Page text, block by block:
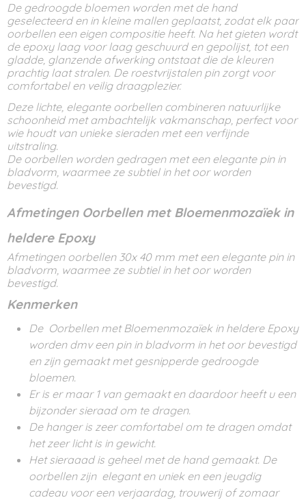
De gedroogde bloemen worden met de hand
geselecteerd en in kleine mallen geplaatst, zodat elk paar
oorbellen een eigen compositie heeft. Na het gieten wordt
de epoxy laag voor laag geschuurd en gepolijst, tot een
gladde, glanzende afwerking ontstaat die de kleuren
prachtig laat stralen. De roestvrijstalen pin zorgt voor
comfortabel en veilig draagplezier.
Deze lichte, elegante oorbellen combineren natuurlijke
schoonheid met ambachtelijk vakmanschap, perfect voor
wie houdt van unieke sieraden met een verfijnde
uitstraling.
De oorbellen worden gedragen met een elegante pin in
bladvorm, waarmee ze subtiel in het oor worden
bevestigd.
Afmetingen Oorbellen met Bloemenmozaïek in
heldere Epoxy
Afmetingen oorbellen 30x 40 mm met een elegante pin in
bladvorm, waarmee ze subtiel in het oor worden
bevestigd.
Kenmerken
De Oorbellen met Bloemenmozaïek in heldere Epoxy
worden dmv een pin in bladvorm in het oor bevestigd
en zijn gemaakt met gesnipperde gedroogde
bloemen.
Er is er maar 1 van gemaakt en daardoor heeft u een
bijzonder sieraad om te dragen.
De hanger is zeer comfortabel om te dragen omdat
het zeer licht is in gewicht.
Het sieraaad is geheel met de hand gemaakt. De
oorbellen zijn elegant en uniek en een jeugdig
cadeau voor een verjaardag, trouwerij of zomaar